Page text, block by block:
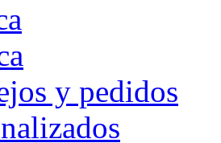
y pedidos